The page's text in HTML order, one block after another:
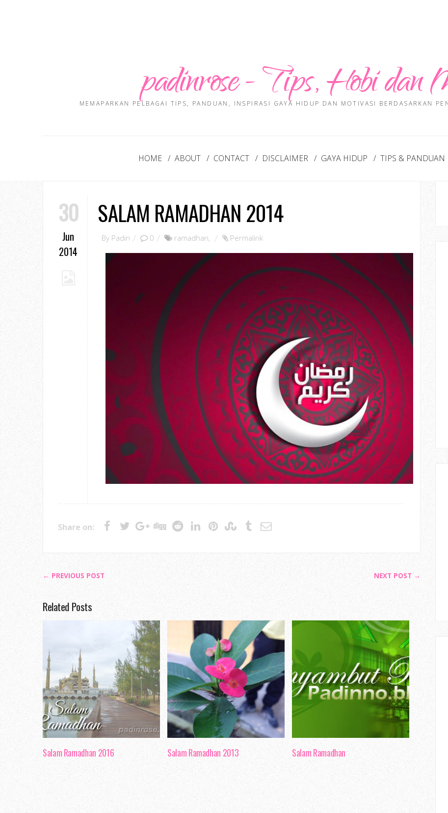
padinrose - Tips, Hobi dan
MEMAPARKAN PELBAGAI TIPS, PANDUAN, INSPIRASI GAYA HIDUP DAN MOTIVASI BERDASARKAN
HOME ABOUT CONTACT DISCLAIMER GAYA HIDUP TIPS & PANDUAN
30
Jun
2014
SALAM RAMADHAN 2014
By Padin 0 ramadhan, Permalink
Share on:
← PREVIOUS POST NEXT POST →
Related Posts
Salam Ramadhan 2016 Salam Ramadhan 2013 Salam Ramadhan